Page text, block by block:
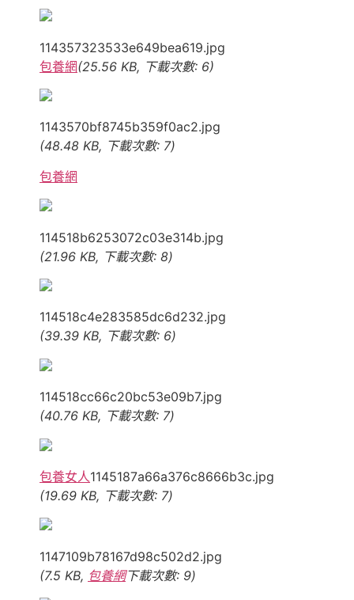
114357323533e649bea619.jpg
包養網(25.56 KB, 下載次數: 6)
1143570bf8745b359f0ac2.jpg
(48.48 KB, 下載次數: 7)
包養網
114518b6253072c03e314b.jpg
(21.96 KB, 下載次數: 8)
114518c4e283585dc6d232.jpg
(39.39 KB, 下載次數: 6)
114518cc66c20bc53e09b7.jpg
(40.76 KB, 下載次數: 7)
包養女人1145187a66a376c8666b3c.jpg
(19.69 KB, 下載次數: 7)
1147109b78167d98c502d2.jpg
(7.5 KB, 包養網下載次數: 9)